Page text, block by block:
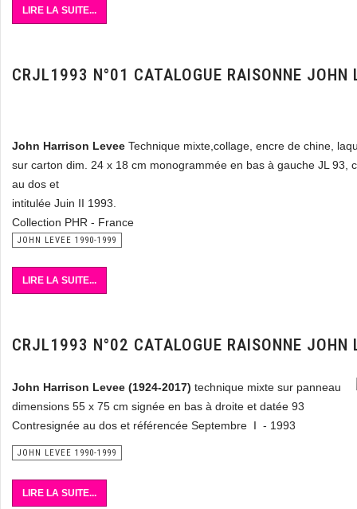
LIRE LA SUITE...
CRJL1993 N°01 CATALOGUE RAISONNE JOHN
John Harrison Levee Technique mixte,collage, encre de chine,
sur carton dim. 24 x 18 cm monogrammée en bas à gauche JL 93,
au dos et
intitulée Juin II 1993.
Collection PHR - France
JOHN LEVEE 1990-1999
LIRE LA SUITE...
CRJL1993 N°02 CATALOGUE RAISONNE JOHN
John Harrison Levee (1924-2017) technique mixte sur panneau
dimensions 55 x 75 cm signée en bas à droite et datée 93
Contresignée au dos et référencée Septembre I - 1993
JOHN LEVEE 1990-1999
LIRE LA SUITE...